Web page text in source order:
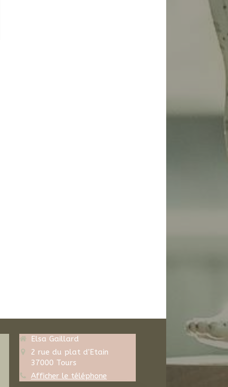
Elsa Gaillard
2 rue du plat d'Etain
37000 Tours
Afficher le téléphone